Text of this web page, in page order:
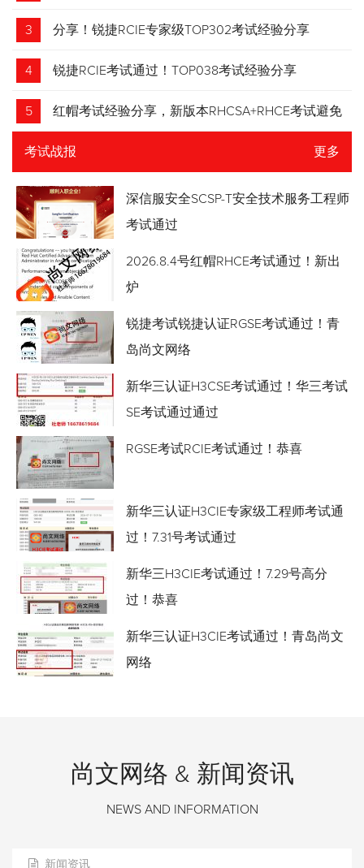
3 分享！锐捷RCIE专家级TOP302考试经验分享
4 锐捷RCIE考试通过！TOP038考试经验分享
5 红帽考试经验分享，新版本RHCSA+RHCE考试避免
踩坑
考试战报 更多
深信服安全SCSP-T安全技术服务工程师
考试通过
2026.8.4号红帽RHCE考试通过！新出
炉
锐捷考试锐捷认证RGSE考试通过！青
岛尚文网络
新华三认证H3CSE考试通过！华三考试
SE考试通过通过
RGSE考试RCIE考试通过！恭喜
新华三认证H3CIE专家级工程师考试通
过！7.31号考试通过
新华三H3CIE考试通过！7.29号高分
过！恭喜
新华三认证H3CIE考试通过！青岛尚文
网络
尚文网络 & 新闻资讯
NEWS AND INFORMATION
新闻资讯